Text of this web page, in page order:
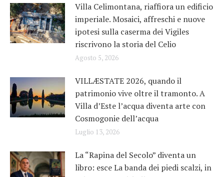
Villa Celimontana, riaffiora un edificio
imperiale. Mosaici, affreschi e nuove
ipotesi sulla caserma dei Vigiles
riscrivono la storia del Celio
Agosto 5, 2026
VILLÆSTATE 2026, quando il
patrimonio vive oltre il tramonto. A
Villa d’Este l’acqua diventa arte con
Cosmogonie dell’acqua
Luglio 13, 2026
La “Rapina del Secolo” diventa un
libro: esce La banda dei piedi scalzi, in